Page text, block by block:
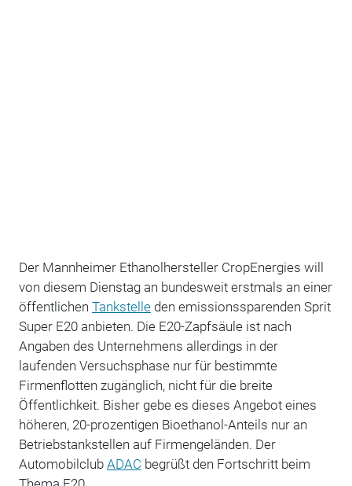
Der Mannheimer Ethanolhersteller CropEnergies will
von diesem Dienstag an bundesweit erstmals an einer
öffentlichen Tankstelleden emissionssparenden Sprit
Super E20 anbieten. Die E20-Zapfsäule ist nach
Angaben des Unternehmens allerdings in der
laufenden Versuchsphase nur für bestimmte
Firmenflotten zugänglich, nicht für die breite
Öffentlichkeit. Bisher gebe es dieses Angebot eines
höheren, 20-prozentigen Bioethanol-Anteils nur an
Betriebstankstellen auf Firmengeländen. Der
Automobilclub ADAC begrüßt den Fortschritt beim